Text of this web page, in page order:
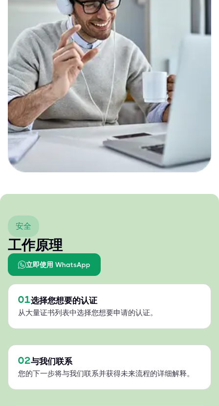
安全
工作原理
立即使用 WhatsApp
01选择您想要的认证
从大量证书列表中选择您想要申请的认证。
02与我们联系
您的下一步将与我们联系并获得未来流程的详细解释。